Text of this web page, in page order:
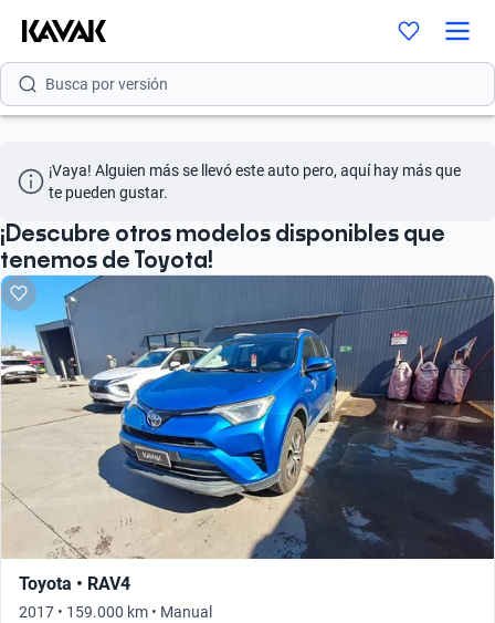
Busca por modelo
Busca por versión
Busca por marca
Busca por modelo
Busca por versión
Busca por año
¡Vaya! Alguien más se llevó este auto pero, aquí hay más que
te pueden gustar.
¡Descubre otros modelos disponibles que
tenemos de Toyota!
Toyota • RAV4
2017 • 159.000 km • Manual